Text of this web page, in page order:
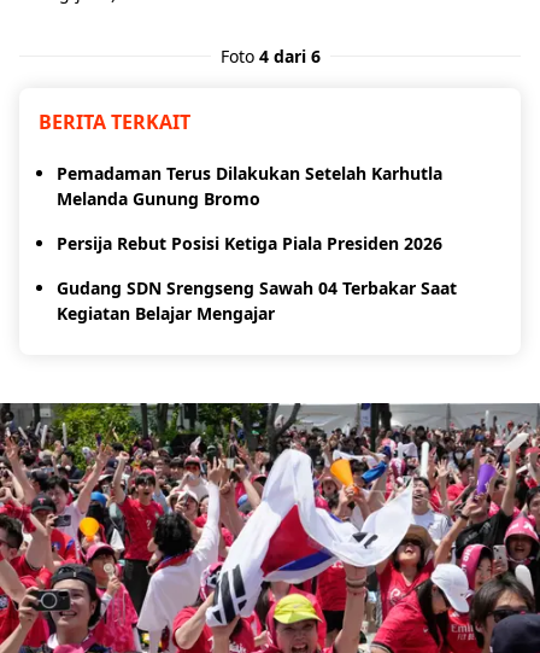
Foto 4 dari 6
BERITA TERKAIT
Pemadaman Terus Dilakukan Setelah Karhutla
Melanda Gunung Bromo
Persija Rebut Posisi Ketiga Piala Presiden 2026
Gudang SDN Srengseng Sawah 04 Terbakar Saat
Kegiatan Belajar Mengajar
Share to others
Pinterest
Mail